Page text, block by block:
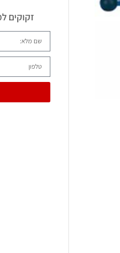
זקוקים